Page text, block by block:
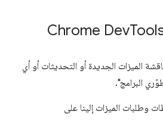
الميزات الجديدة أو التحديثات أو أي
البرامج".
وطلبات الميزات إلينا على